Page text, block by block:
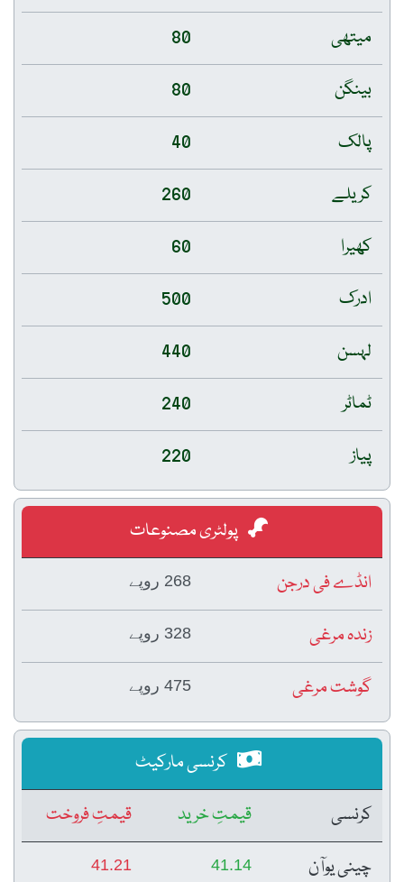
میتھی
80
بینگن
80
پالک
40
کریلے
260
کھیرا
60
ادرک
500
لہسن
440
ٹماٹر
240
پیاز
220
پولٹری مصنوعات
انڈے فی درجن
268 روپے
زندہ مرغی 328 روپے
گوشت مرغی 475 روپے
کرنسی مارکیٹ
کرنسی
قیمتِ خرید
قیمتِ فروخت
چینی یوآن
41.14
41.21